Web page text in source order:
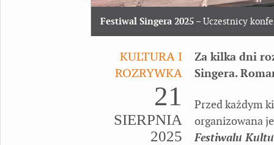
Festiwal Singera 2025 – Uczestnicy
KULTURA I
ROZRYWKA
21
SIERPNIA
2025
Za kilka dni
Singera.
Przed każdym
organizowana
Festiwalu